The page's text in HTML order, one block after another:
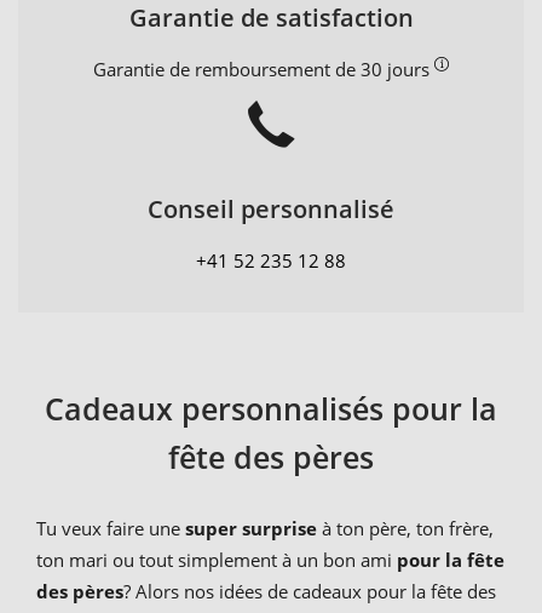
Garantie de satisfaction
Garantie de remboursement de 30 jours
Conseil personnalisé
+41 52 235 12 88
Cadeaux personnalisés pour la
fête des pères
Tu veux faire une super surprise à ton père, ton frère,
ton mari ou tout simplement à un bon ami pour la fête
des pères? Alors nos idées de cadeaux pour la fête des